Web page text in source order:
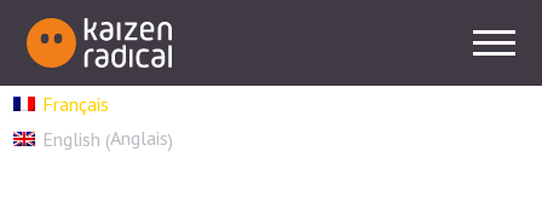
Français
English (Anglais)